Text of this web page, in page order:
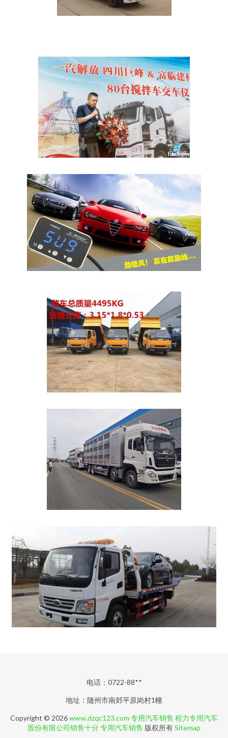
电话：0722-88**
地址：随州市南郊平原岗村1幢
Copyright © 2026www.dzqc123.com 专用汽车销售 程力专用汽车
股份有限公司销售十分专用汽车销售 版权所有Sitemap